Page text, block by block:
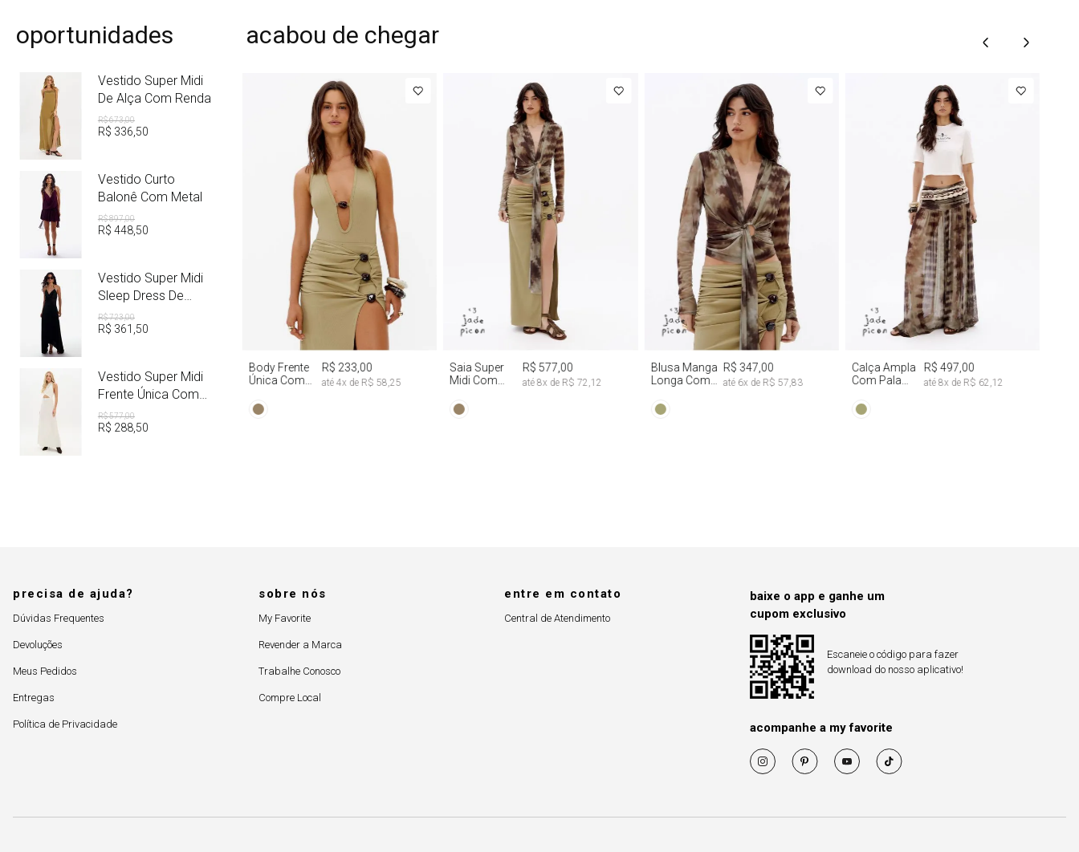
oportunidades
Vestido Super Midi
De Alça Com Renda
R$673,00
R$ 336 50
Vestido Curto
Balonê Com Metal
R$897,00
R$ 448, 50
Vestido Super Midi
Sleep Dress De
Cetim Com Metal
R$723,00
R$ 361 50
Vestido Super Midi
Frente Única Com
Linho
R$577,00
R$ 288, 50
acabou de chegar
Body Frente
Única Com
R$ 233,00
até 4x de R$ 58,25
PP M
Saia Super
Midi Com
Lateral
R$ 577,00
até 8x de R$ 72,12
PP M G
Blusa Manga
Longa Com
Dye
R$ 347,00
até 6x de R$ 57,83
M G
Calça Ampla
Com Pala
Dye
R$ 497,00
até8x deR$ 62,12
precisa de ajuda?
Dúvidas Frequentes
Devoluções
Meus Pedidos
Entregas
Política de Privacidade
sobre nós
My Favorite
Revender a Marca
Trabalhe Conosco
Compre Local
entre em contato
Central de Atendimento
baixe o app e ganhe um
cupom exclusivo
Escaneie o código para fazer
download do nosso aplicativo!
acompanhe a my favorite